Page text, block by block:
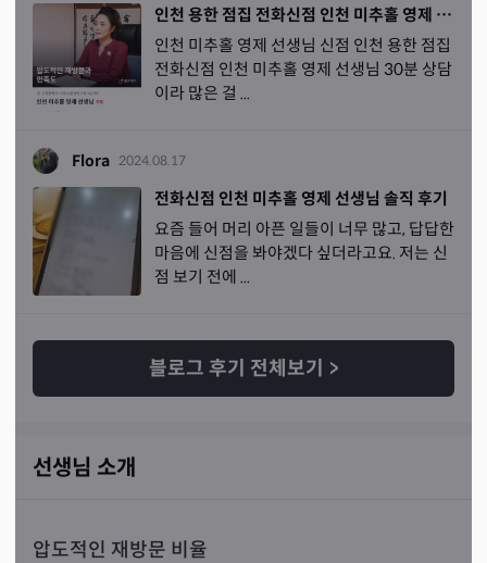
인천 용한 점집 전화신점 인천 미추홀 영제 선생님
인천 미추홀 영제 선생님 신점 인천 용한 점집
전화신점 인천 미추홀 영제 선생님 30분 상담
이라 많은 걸 ...
Flora 2024.08.17
전화신점 인천 미추홀 영제 선생님 솔직 후기
요즘 들어 머리 아픈 일들이 너무 많고, 답답한
마음에 신점을 봐야겠다 싶더라고요. 저는 신
점 보기 전에 ...
블로그 후기 전체보기 >
선생님 소개
압도적인 재방문 비율